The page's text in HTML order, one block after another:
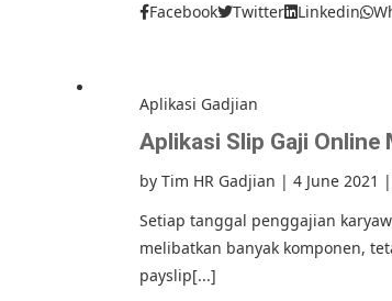
Facebook
Twitter Linkedin
Aplikasi Gadjian
Aplikasi Slip Gaji Online
by Tim HR Gadjian | 4 June 2021 |
Setiap tanggal penggajian
melibatkan banyak komponen,
payslip[...]